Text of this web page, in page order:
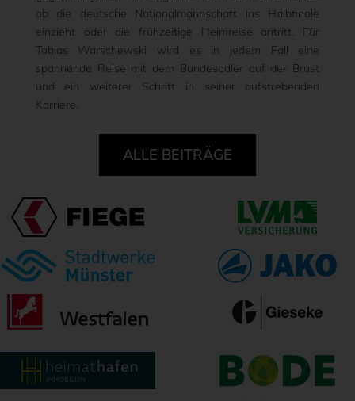
ob die deutsche Nationalmannschaft ins Halbfinale
einzieht oder die frühzeitige Heimreise antritt. Für
Tobias Warschewski wird es in jedem Fall eine
spannende Reise mit dem Bundesadler auf der Brust
und ein weiterer Schritt in seiner aufstrebenden
Karriere.
ALLE BEITRÄGE